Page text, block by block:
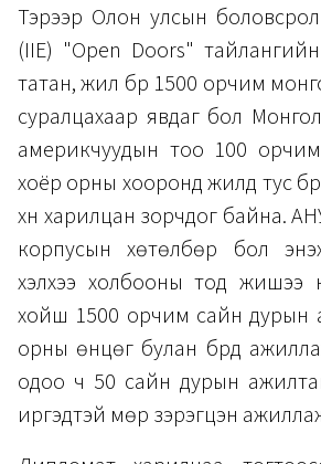
Тэрээр Олон улсын
(IIE) "Open Doors"
татан, жил бүр 1500 орчим
суралцахаар явдаг бол
америкчуудын тоо 100
хоёр орны хооронд жилд тус
хүн харилцан зорчдог байна.
корпусын хөтөлбөр бол
хэлхээ холбооны тод
хойш 1500 орчим сайн дурын
орны өнцөг булан бүрд
одоо ч 50 сайн дурын
иргэдтэй мөр зэрэгцэн